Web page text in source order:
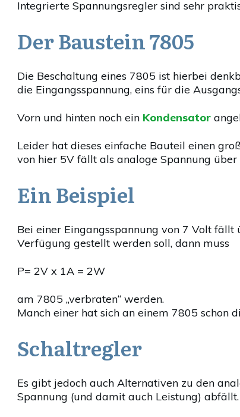
Integrierte Spannungsregler sind sehr
Der Baustein 7805
Die Beschaltung eines 7805 ist hierbei
die Eingangsspannung, eins für die
Vorn und hinten noch ein Kondensator
Leider hat dieses einfache Bauteil einen
von hier 5V fällt als analoge Spannung
Ein Beispiel
Bei einer Eingangsspannung von 7 Volt
Verfügung gestellt werden soll, dann muss
P= 2V x 1A = 2W
am 7805 „verbraten“ werden.
Manch einer hat sich an einem 7805 schon
Schaltregler
Es gibt jedoch auch Alternativen zu den
Spannung (und damit auch Leistung)